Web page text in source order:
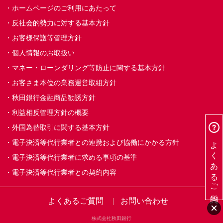
ホームページのご利用にあたって
反社会的勢力に対する基本方針
お客様保護等管理方針
個人情報のお取扱い
マネー・ローンダリング等防止に関する基本方針
お客さま本位の業務運営取組方針
秋田銀行金融商品勧誘方針
利益相反管理方針の概要
外国為替取引に関する基本方針
電子決済等代行業者との連携および協働にかかる方針
電子決済等代行業者に求める事項の基準
電子決済等代行業者との契約内容
よくあるご質問
よくあるご質問 お問い合わせ
株式会社秋田銀行